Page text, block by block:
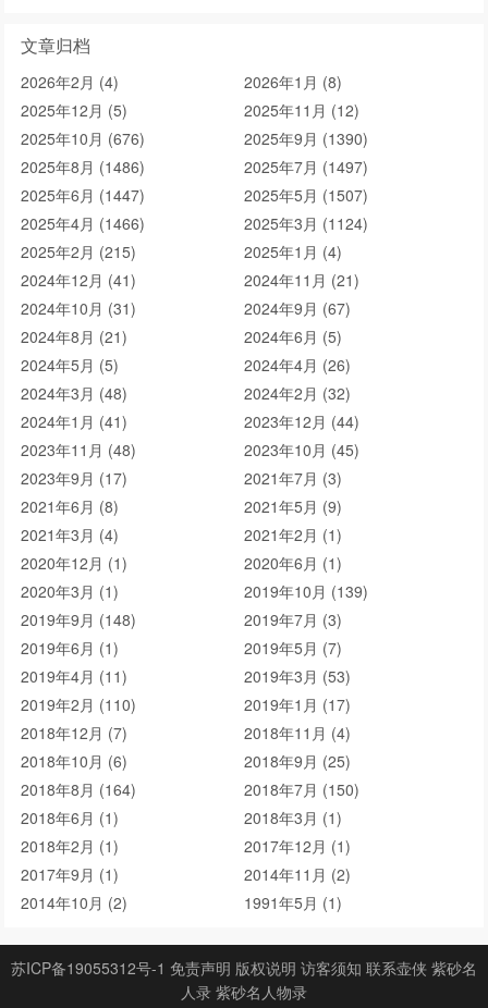
文章归档
2026年2月 (4)
2026年1月 (8)
2025年12月 (5)
2025年11月 (12)
2025年10月 (676)
2025年9月 (1390)
2025年8月 (1486)
2025年7月 (1497)
2025年6月 (1447)
2025年5月 (1507)
2025年4月 (1466)
2025年3月 (1124)
2025年2月 (215)
2025年1月 (4)
2024年12月 (41)
2024年11月 (21)
2024年10月 (31)
2024年9月 (67)
2024年8月 (21)
2024年6月 (5)
2024年5月 (5)
2024年4月 (26)
2024年3月 (48)
2024年2月 (32)
2024年1月 (41)
2023年12月 (44)
2023年11月 (48)
2023年10月 (45)
2023年9月 (17)
2021年7月 (3)
2021年6月 (8)
2021年5月 (9)
2021年3月 (4)
2021年2月 (1)
2020年12月 (1)
2020年6月 (1)
2020年3月 (1)
2019年10月 (139)
2019年9月 (148)
2019年7月 (3)
2019年6月 (1)
2019年5月 (7)
2019年4月 (11)
2019年3月 (53)
2019年2月 (110)
2019年1月 (17)
2018年12月 (7)
2018年11月 (4)
2018年10月 (6)
2018年9月 (25)
2018年8月 (164)
2018年7月 (150)
2018年6月 (1)
2018年3月 (1)
2018年2月 (1)
2017年12月 (1)
2017年9月 (1)
2014年11月 (2)
2014年10月 (2)
1991年5月 (1)
苏ICP备19055312号-1 免责声明 版权说明 访客须知 联系壶侠 紫砂名
人录 紫砂名人物录